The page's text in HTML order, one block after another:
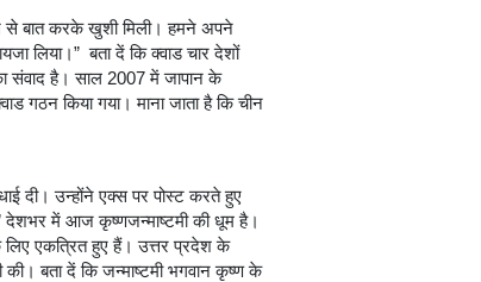
से बात करके खुशी मिली। हमने अपने
लिया।” बता दें कि क्वाड चार देशों
संवाद है। साल 2007 में जापान के
गठन किया गया। माना जाता है कि चीन
दी। उन्होंने एक्स पर पोस्ट करते हुए
देशभर में आज कृष्णजन्माष्टमी की धूम है।
लिए एकत्रित हुए हैं। उत्तर प्रदेश के
बता दें कि जन्माष्टमी भगवान कृष्ण के